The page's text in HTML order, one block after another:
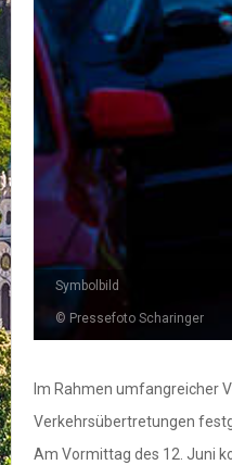
Symbolbild
© Pressefoto Scharinger
Im Rahmen umfangreicher
Verkehrsübertretungen
Am Vormittag des 12. Juni